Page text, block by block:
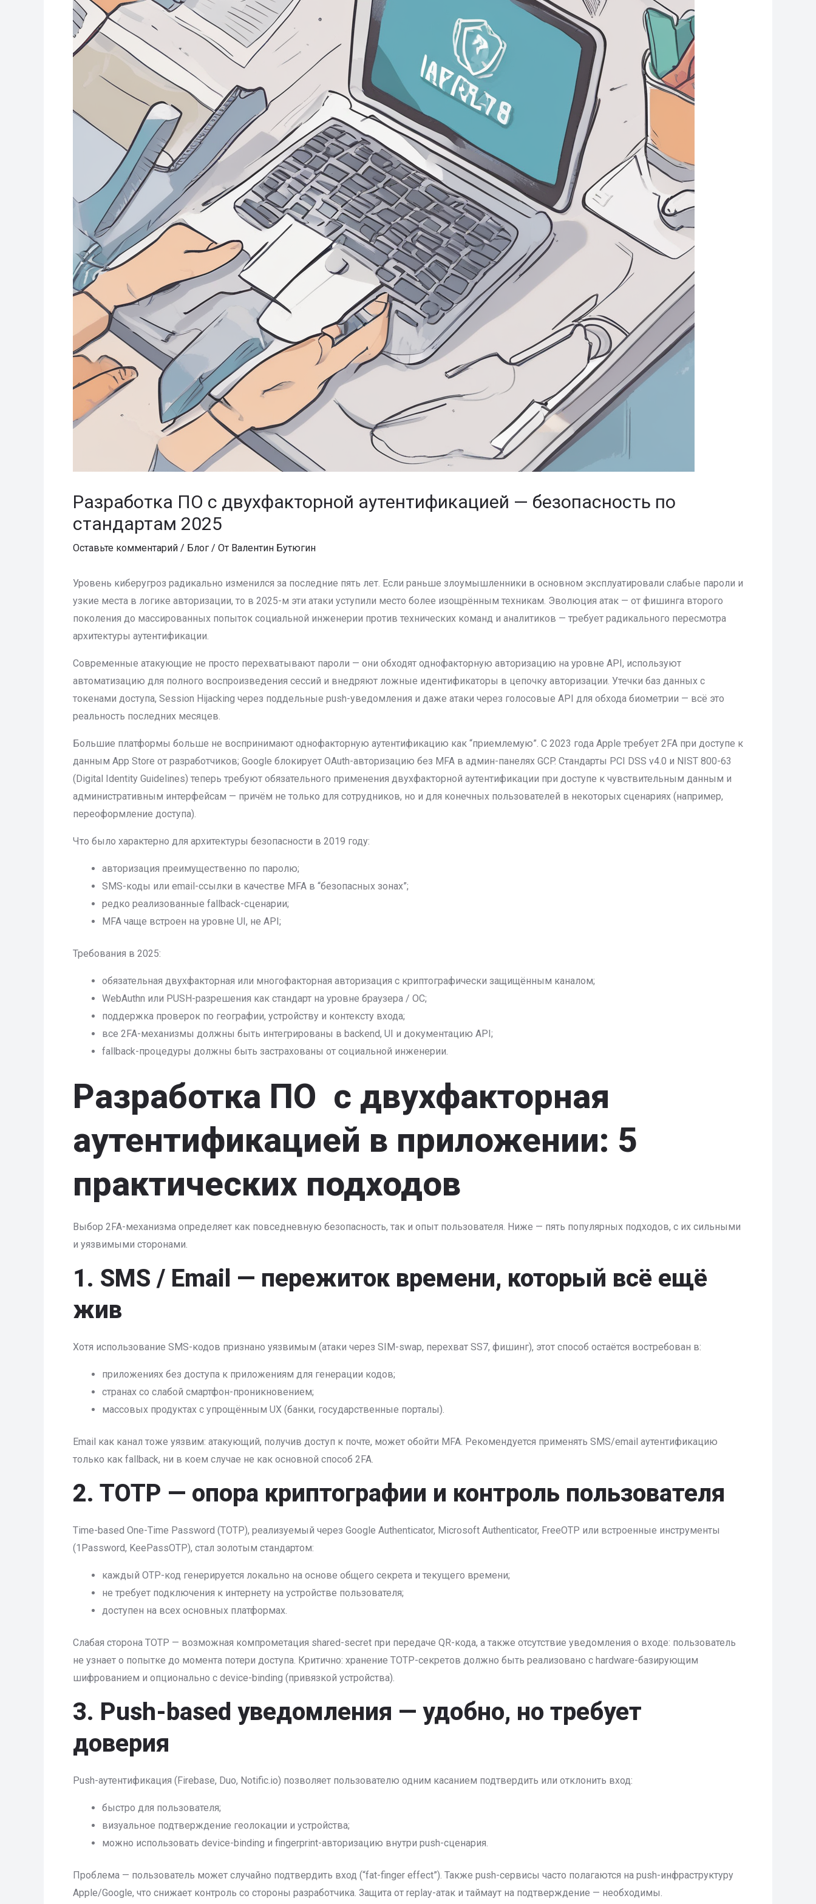
Разработка ПО с двухфакторной аутентификацией — безопасность по
стандартам 2025
Оставьте комментарий / Блог / От Валентин Бутюгин
Уровень киберугроз радикально изменился за последние пять лет. Если раньше злоумышленники в основном эксплуатировали слабые пароли и
узкие места в логике авторизации, то в 2025-м эти атаки уступили место более изощрённым техникам. Эволюция атак — от фишинга второго
поколения до массированных попыток социальной инженерии против технических команд и аналитиков — требует радикального пересмотра
архитектуры аутентификации.
Современные атакующие не просто перехватывают пароли — они обходят однофакторную авторизацию на уровне API, используют
автоматизацию для полного воспроизведения сессий и внедряют ложные идентификаторы в цепочку авторизации. Утечки баз данных с
токенами доступа, Session Hijacking через поддельные push-уведомления и даже атаки через голосовые API для обхода биометрии — всё это
реальность последних месяцев.
Большие платформы больше не воспринимают однофакторную аутентификацию как “приемлемую”. С 2023 года Apple требует 2FA при доступе к
данным App Store от разработчиков; Google блокирует OAuth-авторизацию без MFA в админ-панелях GCP. Стандарты PCI DSS v4.0 и NIST 800-63
(Digital Identity Guidelines) теперь требуют обязательного применения двухфакторной аутентификации при доступе к чувствительным данным и
административным интерфейсам — причём не только для сотрудников, но и для конечных пользователей в некоторых сценариях (например,
переоформление доступа).
Что было характерно для архитектуры безопасности в 2019 году:
авторизация преимущественно по паролю;
SMS-коды или email-ссылки в качестве MFA в “безопасных зонах”;
редко реализованные fallback-сценарии;
MFA чаще встроен на уровне UI, не API;
Требования в 2025:
обязательная двухфакторная или многофакторная авторизация с криптографически защищённым каналом;
WebAuthn или PUSH-разрешения как стандарт на уровне браузера / ОС;
поддержка проверок по географии, устройству и контексту входа;
все 2FA-механизмы должны быть интегрированы в backend, UI и документацию API;
fallback-процедуры должны быть застрахованы от социальной инженерии.
Разработка ПО с двухфакторная
аутентификацией в приложении: 5
практических подходов
Выбор 2FA-механизма определяет как повседневную безопасность, так и опыт пользователя. Ниже — пять популярных подходов, с их сильными
и уязвимыми сторонами.
1. SMS / Email — пережиток времени, который всё ещё
жив
Хотя использование SMS-кодов признано уязвимым (атаки через SIM-swap, перехват SS7, фишинг), этот способ остаётся востребован в:
приложениях без доступа к приложениям для генерации кодов;
странах со слабой смартфон-проникновением;
массовых продуктах с упрощённым UX (банки, государственные порталы).
Email как канал тоже уязвим: атакующий, получив доступ к почте, может обойти MFA. Рекомендуется применять SMS/email аутентификацию
только как fallback, ни в коем случае не как основной способ 2FA.
2. TOTP — опора криптографии и контроль пользователя
Time-based One-Time Password (TOTP), реализуемый через Google Authenticator, Microsoft Authenticator, FreeOTP или встроенные инструменты
(1Password, KeePassOTP), стал золотым стандартом:
каждый OTP-код генерируется локально на основе общего секрета и текущего времени;
не требует подключения к интернету на устройстве пользователя;
доступен на всех основных платформах.
Слабая сторона TOTP — возможная компрометация shared-secret при передаче QR-кода, а также отсутствие уведомления о входе: пользователь
не узнает о попытке до момента потери доступа. Критично: хранение TOTP-секретов должно быть реализовано с hardware-базирующим
шифрованием и опционально с device-binding (привязкой устройства).
3. Push-based уведомления — удобно, но требует
доверия
Push-аутентификация (Firebase, Duo, Notific.io) позволяет пользователю одним касанием подтвердить или отклонить вход:
быстро для пользователя;
визуальное подтверждение геолокации и устройства;
можно использовать device-binding и fingerprint-авторизацию внутри push-сценария.
Проблема — пользователь может случайно подтвердить вход (“fat-finger effect”). Также push-сервисы часто полагаются на push-инфраструктуру
Apple/Google, что снижает контроль со стороны разработчика. Защита от replay-атак и таймаут на подтверждение — необходимы.